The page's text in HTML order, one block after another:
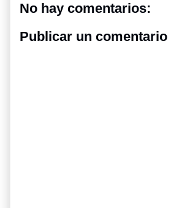
No hay comentarios:
Publicar un comentario